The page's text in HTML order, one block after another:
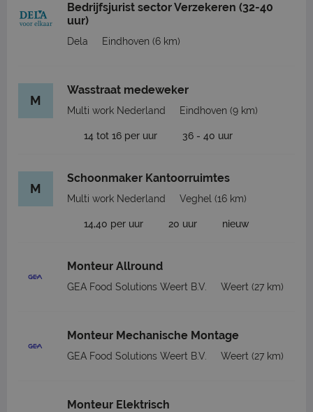
Bedrijfsjurist sector Verzekeren (32-40
uur)
Dela Eindhoven (6 km)
M
Wasstraat medeweker
Multi work Nederland Eindhoven (9 km)
14 tot 16 per uur 36 - 40 uur
M
Schoonmaker Kantoorruimtes
Multi work Nederland Veghel (16 km)
14,40 per uur 20 uur nieuw
Monteur Allround
GEA Food Solutions Weert B.V. Weert (27 km)
Monteur Mechanische Montage
GEA Food Solutions Weert B.V. Weert (27 km)
Monteur Elektrisch